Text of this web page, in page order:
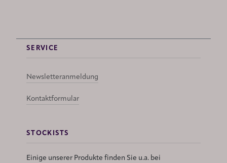
SERVICE
Newsletteranmeldung
Kontaktformular
STOCKISTS
Einige unserer Produkte finden Sie u.a. bei